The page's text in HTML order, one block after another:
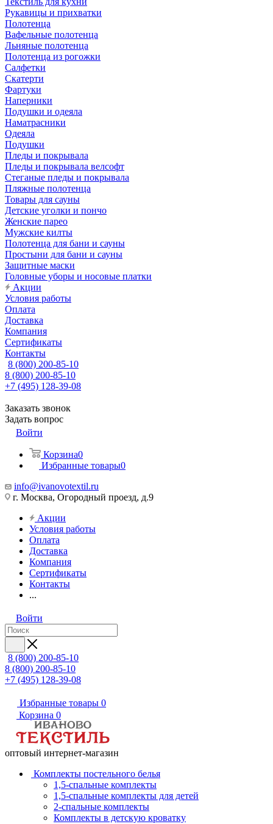
Рукавицы и прихватки
Полотенца
Вафельные полотенца
Льняные полотенца
Полотенца из рогожки
Салфетки
Скатерти
Фартуки
Наперники
Подушки и одеяла
Наматрасники
Одеяла
Подушки
Пледы и покрывала
Пледы и покрывала велсофт
Стеганые пледы и покрывала
Пляжные полотенца
Товары для сауны
Детские уголки и пончо
Женские парео
Мужские килты
Полотенца для бани и сауны
Простыни для бани и сауны
Защитные маски
Головные уборы и носовые платки
Акции
Условия работы
Оплата
Доставка
Компания
Сертификаты
Контакты
8 (800) 200-85-10
8 (800) 200-85-10
+7 (495) 128-39-08
Заказать звонок
Задать вопрос
Войти
Корзина0
Избранные товары0
info@ivanovotextil.ru
г. Москва, Огородный проезд, д.9
Акции
Условия работы
Оплата
Доставка
Компания
Сертификаты
Контакты
...
Войти
8 (800) 200-85-10
8 (800) 200-85-10
+7 (495) 128-39-08
Избранные товары 0
Корзина 0
оптовый интернет-магазин
Комплекты постельного белья
1,5-спальные комплекты
1,5-спальные комплекты для детей
2-спальные комплекты
Комплекты в детскую кроватку